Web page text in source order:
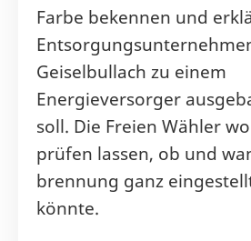
Farbe bekennen und
Geiselbullach zu einem
Energieversorger
soll. Die Freien Wähler
prüfen lassen, ob und
brennung ganz
könnte.